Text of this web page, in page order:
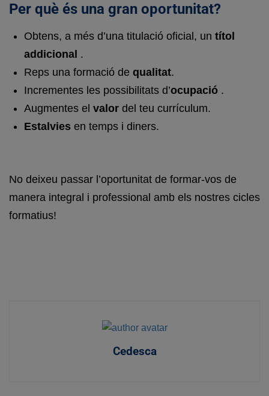
Per què és una gran oportunitat?
Obtens, a més d’una titulació oficial, un títol
addicional .
Reps una formació de qualitat.
Incrementes les possibilitats d’ocupació .
Augmentes el valor del teu currículum.
Estalvies en temps i diners.
No deixeu passar l’oportunitat de formar-vos de
manera integral i professional amb els nostres cicles
formatius!
Cedesca